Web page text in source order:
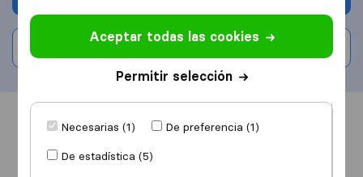
Escribe una valoración
Información Valoraciones
Aceptar todas las cookies
Permitir selección
Necesarias (1)
De preferencia (1)
De estadística (5)